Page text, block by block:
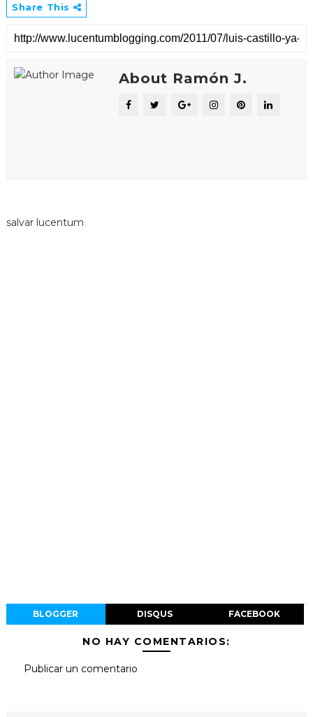
Share This
About Ramón J.
salvar lucentum
BLOGGER DISQUS FACEBOOK
NO HAY COMENTARIOS:
Publicar un comentario